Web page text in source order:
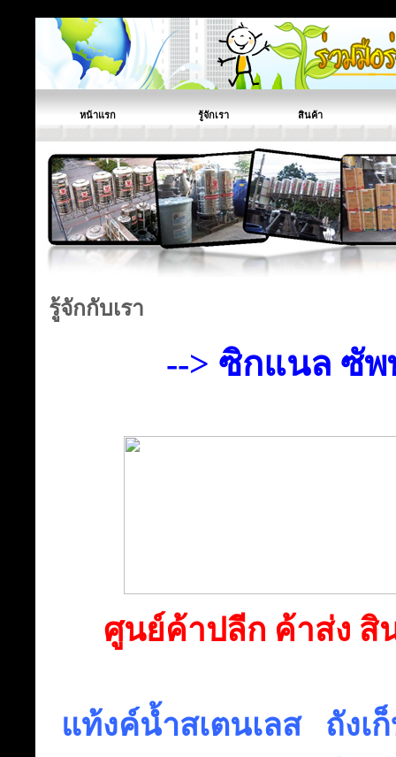
หน้าแรก รู้จักเรา สินค้า
รู้จักกับเรา
--> ซิกแนล ซัพ
ศูนย์ค้าปลีก ค้าส่ง สิ
แท้งค์น้ำสเตนเลส ถัง